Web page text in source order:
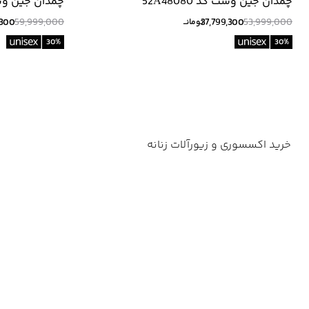
53,999,000
37,799,300تومانــ
30%
59,999,000
30%
خرید اکسسوری و زیورآلات زنانه